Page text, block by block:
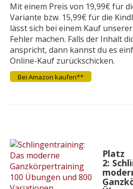
Mit einem Preis von 19,99€ für
Variante bzw. 15,99€ für die
lässt sich bei einem Kauf
Fehler machen. Falls der Inhalt
anspricht, dann kannst du es
Online-Kauf zurückschicken.
Bei Amazon kaufen**
Platz
2: